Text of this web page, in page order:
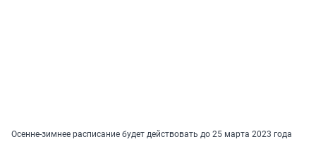
Осенне-зимнее расписание будет действовать до 25 марта 2023 года